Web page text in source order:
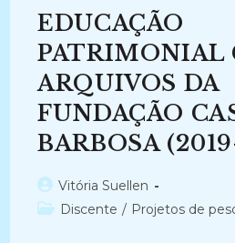
DE
PESQUISA
DO
ARQUIVISTA:
Uma
Análise
Na
Série
Arquivo
Do
Dark
Da
Netflix
EDUCAÇÃO
PATRIMONIAL
ARQUIVOS DA
FUNDAÇÃO
BARBOSA
Autor
do
Vitória Suellen
Categoria
Discente / Projetos de